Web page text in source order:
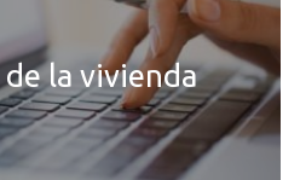
la vivienda